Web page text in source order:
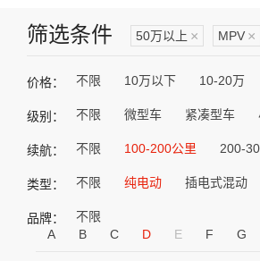
筛选条件 50万以上 × MPV ×
价格： 不限 10万以下 10-20万
级别： 不限 微型车 紧凑型车
续航： 不限 100-200公里 200-
类型： 不限 纯电动 插电式混动
品牌：
不限
A
B C D E F G